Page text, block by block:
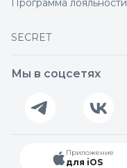
Программа лояльности
SECRET
Мы в соцсетях
Приложение
для iOS